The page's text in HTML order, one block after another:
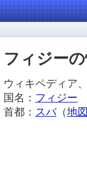
フィジー
ウィキペディア
国名： フィジー
首都： スバ（地図